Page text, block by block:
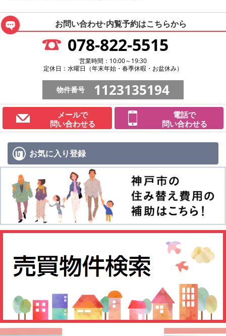
お問い合わせ·内覧予約はこちらから
078-822-5515
営業時間：10:00～19:30
定休日：水曜日（年末年始・春季休暇・お盆休み）
物件番号 1123135194
メールで
問い合わせる
電話で
問い合わせる
お気に入り登録